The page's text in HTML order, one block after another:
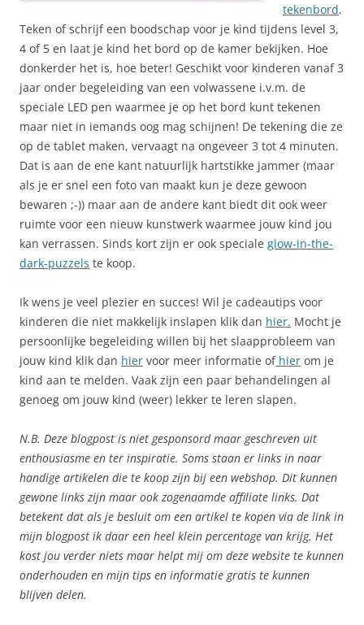
tekenbord.
Teken of schrijf een boodschap voor je kind tijdens level 3,
4 of 5 en laat je kind het bord op de kamer bekijken. Hoe
donkerder het is, hoe beter! Geschikt voor kinderen vanaf 3
jaar onder begeleiding van een volwassene i.v.m. de
speciale LED pen waarmee je op het bord kunt tekenen
maar niet in iemands oog mag schijnen! De tekening die ze
op de tablet maken, vervaagt na ongeveer 3 tot 4 minuten.
Dat is aan de ene kant natuurlijk hartstikke jammer (maar
als je er snel een foto van maakt kun je deze gewoon
bewaren ;-)) maar aan de andere kant biedt dit ook weer
ruimte voor een nieuw kunstwerk waarmee jouw kind jou
kan verrassen. Sinds kort zijn er ook speciale glow-in-the-
dark-puzzels te koop.
Ik wens je veel plezier en succes! Wil je cadeautips voor
kinderen die niet makkelijk inslapen klik dan hier. Mocht je
persoonlijke begeleiding willen bij het slaapprobleem van
jouw kind klik dan hier voor meer informatie ofhier om je
kind aan te melden. Vaak zijn een paar behandelingen al
genoeg om jouw kind (weer) lekker te leren slapen.
N.B. Deze blogpost is niet gesponsord maar geschreven uit
enthousiasme en ter inspiratie. Soms staan er links in naar
handige artikelen die te koop zijn bij een webshop. Dit kunnen
gewone links zijn maar ook zogenaamde affiliate links. Dat
betekent dat als je besluit om een artikel te kopen via de link in
mijn blogpost ik daar een heel klein percentage van krijg. Het
kost jou verder niets maar helpt mij om deze website te kunnen
onderhouden en mijn tips en informatie gratis te kunnen
blijven delen.